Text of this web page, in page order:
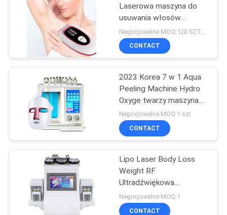
Maszer do
podnoszenia szyi i
twarzy EMS
Różdżka do twarzy
o wysokiej
częstotliwości
Laserowa maszyna do
usuwania włosów
Kobiety Przenośna
słuchawka do domu
Laserowe usuwanie
CONTACT
2023 Korea 7 w 1 Aqua
Peeling Machine Hydro
Oxyge twarzy maszyna
do dermabrazji
diamentowej H2o2
Hydrafacials Machine.
Negocjowalne MOQ:1 szt
CONTACT
Lipo Laser Body Loss
Weight RF
Ultradźwiękowa
próżniowa kawitacyjna
maszyna do odchudzania
Negocjowalne MOQ:1
CONTACT